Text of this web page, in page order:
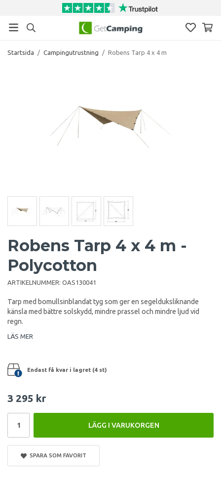
Startsida / Campingutrustning / Robens Tarp 4 x 4 m
Robens Tarp 4 x 4 m -
Polycotton
ARTIKELNUMMER: OAS130041
Tarp med bomullsinblandat tyg som ger en segelduksliknande
känsla med bättre solskydd, mindre prassel och mindre ljud vid
regn.
LÄS MER
Endast få kvar i lagret (4 st)
3 295 kr
LÄGG I VARUKORGEN
SPARA SOM FAVORIT